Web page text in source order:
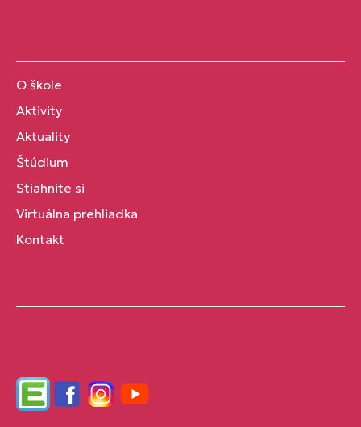
O škole
Aktivity
Aktuality
Štúdium
Stiahnite si
Virtuálna prehliadka
Kontakt
EdupageFacebookInstagram
YouTube